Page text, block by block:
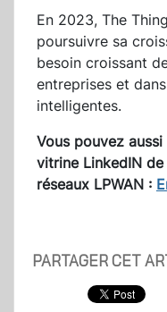
En 2023, The
poursuivre sa
besoin croissant
entreprises et
intelligentes.
Vous pouvez
vitrine LinkedIN
réseaux LPWAN :
PARTAGER CET